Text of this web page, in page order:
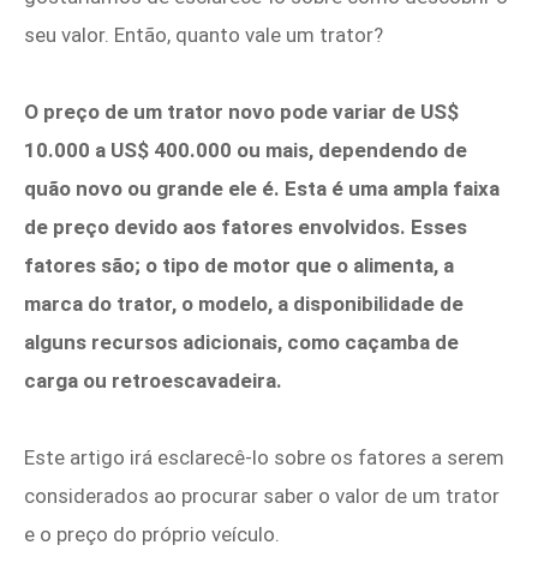
seu valor. Então, quanto vale um trator?
O preço de um trator novo pode variar de US$
10.000 a US$ 400.000 ou mais, dependendo de
quão novo ou grande ele é. Esta é uma ampla faixa
de preço devido aos fatores envolvidos. Esses
fatores são; o tipo de motor que o alimenta, a
marca do trator, o modelo, a disponibilidade de
alguns recursos adicionais, como caçamba de
carga ou retroescavadeira.
Este artigo irá esclarecê-lo sobre os fatores a serem
considerados ao procurar saber o valor de um trator
e o preço do próprio veículo.